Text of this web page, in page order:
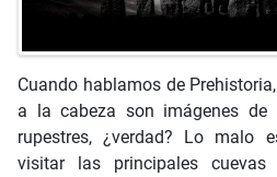
Cuando hablamos de
a la cabeza son imágenes de
rupestres, ¿verdad? Lo malo
visitar las principales cuevas